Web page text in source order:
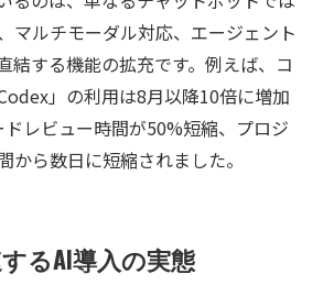
マルチモーダル対応、エージェント
結する機能の拡充です。例えば、コ
」の利用は8月以降10倍に増加
レビュー時間が50%短縮、プロジ
から数日に短縮されました。
るAI導入の実態